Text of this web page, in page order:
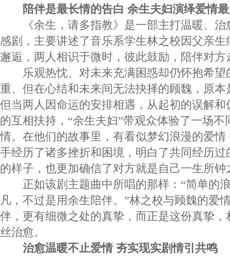
陪伴是最长情的告白 余生夫妇演绎爱情
《余生，请多指教》是一部主打温暖、治
感剧，主要讲述了音乐系学生林之校因父亲
邂逅，两人相识于微时，彼此鼓励，陪伴对方
乐观热忱、对未来充满困惑却仍怀抱希望
重、但在心结和未来间无法抉择的顾魏，原
但当两人因命运的安排相遇，从起初的误解
的互相扶持，“余生夫妇”带观众体验了一场
情。在他们的故事里，有看似梦幻浪漫的爱
手经历了诸多挫折和困境，明白了共同经历
的样子，也更加确信了对方就是自己一生所钟
正如该剧主题曲中所唱的那样：“简单的
凡，不过是用余生陪伴。”林之校与顾魏的爱
伴，更有细微之处的真挚，而正是这份真挚
丝治愈。
治愈温暖不止爱情 夯实现实剧情引共鸣